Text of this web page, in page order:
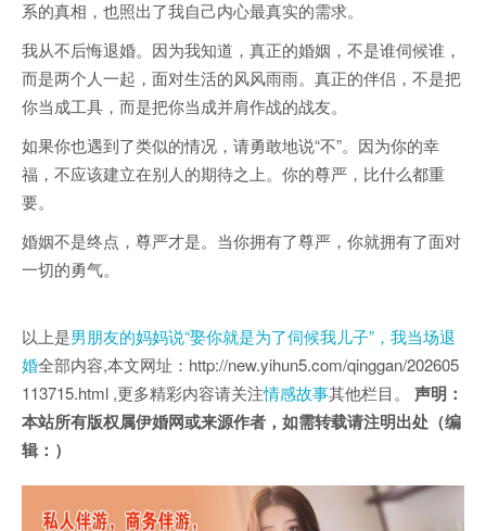
系的真相，也照出了我自己内心最真实的需求。
我从不后悔退婚。因为我知道，真正的婚姻，不是谁伺候谁，
而是两个人一起，面对生活的风风雨雨。真正的伴侣，不是把
你当成工具，而是把你当成并肩作战的战友。
如果你也遇到了类似的情况，请勇敢地说“不”。因为你的幸
福，不应该建立在别人的期待之上。你的尊严，比什么都重
要。
婚姻不是终点，尊严才是。当你拥有了尊严，你就拥有了面对
一切的勇气。
以上是男朋友的妈妈说“娶你就是为了伺候我儿子”，我当场退
婚全部内容,本文网址：http://new.yihun5.com/qinggan/202605
113715.html ,更多精彩内容请关注情感故事其他栏目。 声明：
本站所有版权属伊婚网或来源作者，如需转载请注明出处（编
辑：）